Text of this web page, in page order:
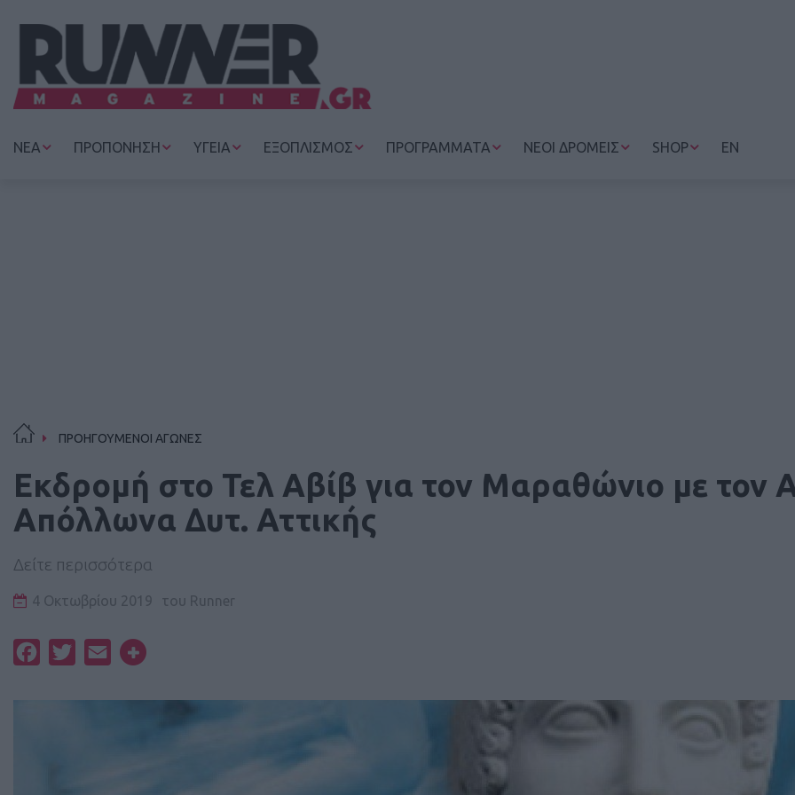
ΝΕΑ ΠΡΟΠΟΝΗΣΗ ΥΓΕΙΑ ΕΞΟΠΛΙΣΜΟΣ ΠΡΟΓΡΑΜΜΑΤΑ ΝΕΟΙ ΔΡΟΜΕΙΣ SHOP EN
ΠΡΟΗΓΟΥΜΕΝΟΙ ΑΓΩΝΕΣ
Εκδρομή στο Τελ Αβίβ για τον Μαραθώνιο με τον
Απόλλωνα Δυτ. Αττικής
Δείτε περισσότερα
4 Οκτωβρίου 2019 του Runner
FacebookTwitterEmail